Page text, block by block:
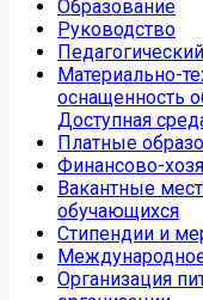
Образование
Руководство
Материально-
оснащенность
Доступная
Платные
Финансово-
Вакантные
обучающихся
Стипендии и
Организация